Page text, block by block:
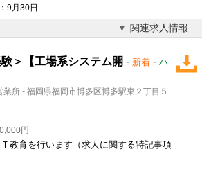
9月30日
関連求人情報
＞【工場系システム開 - 新着 - ハ
所 - 福岡県福岡市博多区博多駅東２丁目５
円
教育を行います（求人に関する特記事項